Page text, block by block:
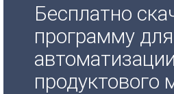
Бесплатно
программу для
автоматизации
продуктового